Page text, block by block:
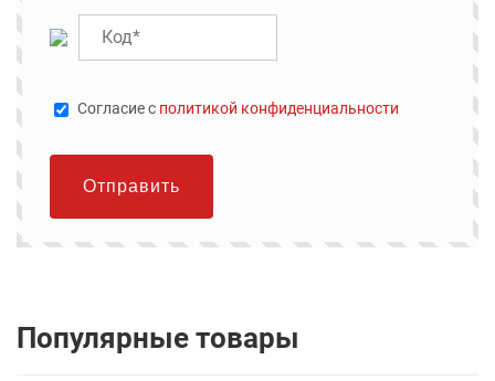
Cогласие с политикой конфиденциальности
Отправить
Популярные товары